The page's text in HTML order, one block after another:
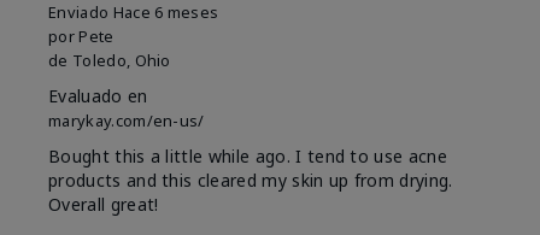
Enviado Hace 6 meses
por Pete
de Toledo, Ohio
Evaluado en
marykay.com/en-us/
Bought this a little while ago. I tend to use acne
products and this cleared my skin up from drying.
Overall great!